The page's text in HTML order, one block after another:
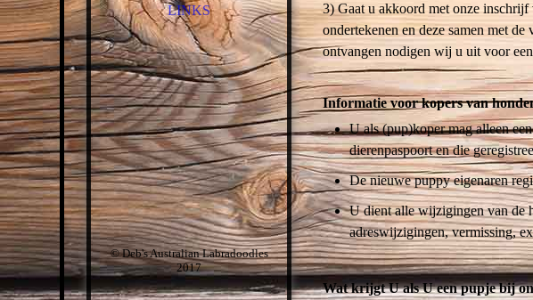
LINKS
© Deb's Australian Labradoodles
2017
3) Gaat u akkoord met onze
ondertekenen en deze samen met
ontvangen nodigen wij u uit voor
Informatie voor kopers van
U als (pup)koper mag alleen
dierenpaspoort en die
De nieuwe puppy eigenaren
U dient alle wijzigingen van de
adreswijzigingen, vermissing,
Wat krijgt U als U een pupje bij